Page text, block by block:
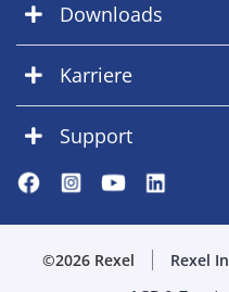
Downloads
Karriere
Support
©2026 Rexel Rexel